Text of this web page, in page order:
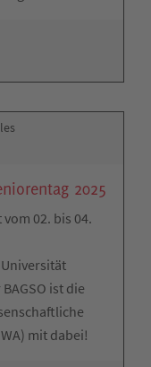
2025
02. bis 04.
ist die
mit dabei!